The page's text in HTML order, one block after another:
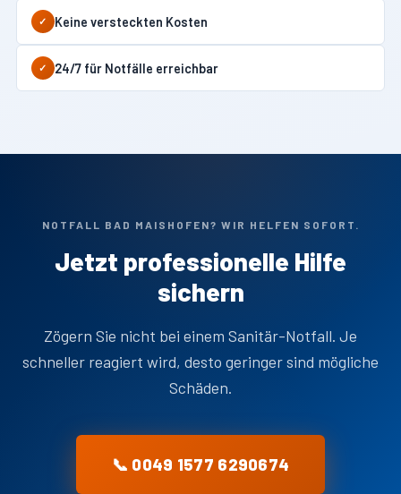
✓ Keine versteckten Kosten
✓ 24/7 für Notfälle erreichbar
NOTFALL BAD MAISHOFEN? WIR HELFEN SOFORT.
Jetzt professionelle Hilfe
sichern
Zögern Sie nicht bei einem Sanitär-Notfall. Je
schneller reagiert wird, desto geringer sind mögliche
Schäden.
📞 0049 1577 6290674